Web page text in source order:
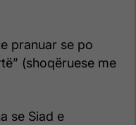
pranuar se po
(shoqëruese me
se Siad e